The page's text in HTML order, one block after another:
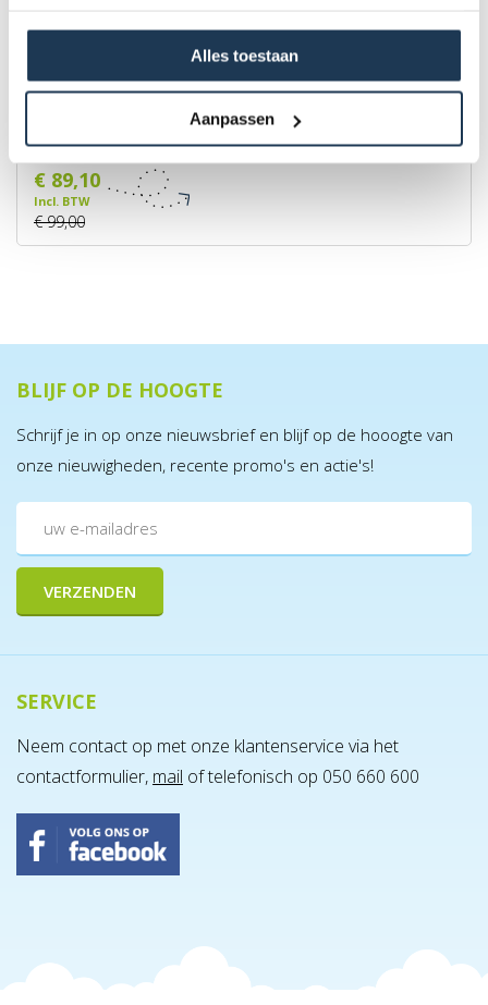
Alles toestaan
Aanpassen
Driftwerk Freestyle Scooter DS1.5 - Mudcrack
€ 89,10
Incl. BTW
€ 99,00
BLIJF OP DE HOOGTE
Schrijf je in op onze nieuwsbrief en blijf op de hooogte van
onze nieuwigheden, recente promo's en actie's!
SERVICE
Neem contact op met onze klantenservice via het
contactformulier, mail of telefonisch op 050 660 600